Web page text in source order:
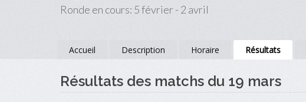
Ronde en cours: 5 février - 2 avril
Accueil Description Horaire Résultats
Résultats des matchs du 19 mars